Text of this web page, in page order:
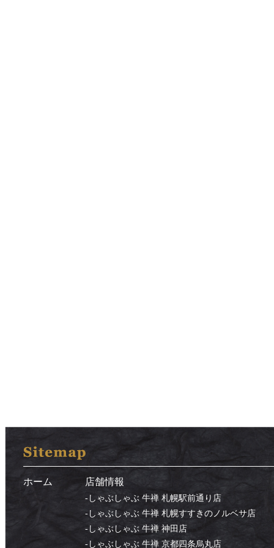
ホーム 店舗情報
-しゃぶしゃぶ 牛禅 札幌駅前通り店
-しゃぶしゃぶ 牛禅 札幌すすきのノルベサ店
-しゃぶしゃぶ 牛禅 神田店
-しゃぶしゃぶ 牛禅 京都四条烏丸店